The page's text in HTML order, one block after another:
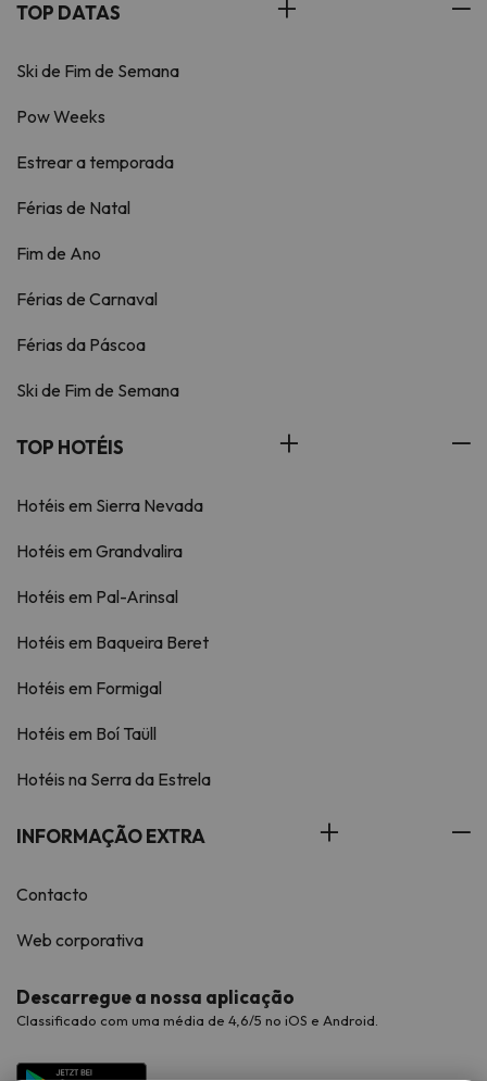
TOP DATAS
Ski de Fim de Semana
Pow Weeks
Estrear a temporada
Férias de Natal
Fim de Ano
Férias de Carnaval
Férias da Páscoa
Ski de Fim de Semana
TOP HOTÉIS
Hotéis em Sierra Nevada
Hotéis em Grandvalira
Hotéis em Pal-Arinsal
Hotéis em Baqueira Beret
Hotéis em Formigal
Hotéis em Boí Taüll
Hotéis na Serra da Estrela
INFORMAÇÃO EXTRA
Contacto
Web corporativa
Descarregue a nossa aplicação
Classificado com uma média de 4,6/5 no iOS e Android.